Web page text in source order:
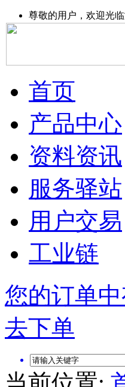
尊敬的用户，欢迎光临
首页
产品中心
资料资讯
服务驿站
用户交易
工业链
您的订单
去下单